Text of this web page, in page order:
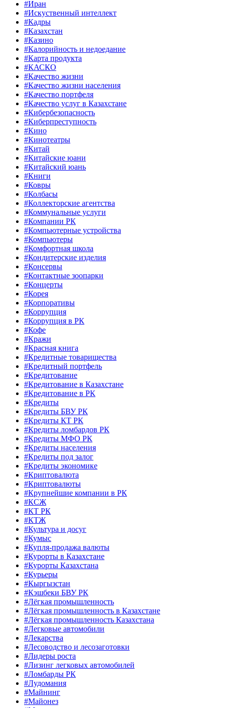
#Иран
#Искуственный интеллект
#Кадры
#Казахстан
#Казино
#Калорийность и недоедание
#Карта продукта
#КАСКО
#Качество жизни
#Качество жизни населения
#Качество портфеля
#Качество услуг в Казахстане
#Кибербезопасность
#Киберпреступность
#Кино
#Кинотеатры
#Китай
#Китайские юани
#Китайский юань
#Книги
#Ковры
#Колбасы
#Коллекторские агентства
#Коммунальные услуги
#Компании РК
#Компьютерные устройства
#Компьютеры
#Комфортная школа
#Кондитерские изделия
#Консервы
#Контактные зоопарки
#Концерты
#Корея
#Корпоративы
#Коррупция
#Коррупция в РК
#Кофе
#Кражи
#Красная книга
#Кредитные товарищества
#Кредитный портфель
#Кредитование
#Кредитование в Казахстане
#Кредитование в РК
#Кредиты
#Кредиты БВУ РК
#Кредиты КТ РК
#Кредиты ломбардов РК
#Кредиты МФО РК
#Кредиты населения
#Кредиты под залог
#Кредиты экономике
#Криптовалюта
#Криптовалюты
#Крупнейшие компании в РК
#КСЖ
#КТ РК
#КТЖ
#Культура и досуг
#Кумыс
#Купля-продажа валюты
#Курорты в Казахстане
#Курорты Казахстана
#Курьеры
#Кыргызстан
#Кэшбеки БВУ РК
#Лёгкая промышленность
#Лёгкая промышленность в Казахстане
#Лёгкая промышленность Казахстана
#Легковые автомобили
#Лекарства
#Лесоводство и лесозаготовки
#Лидеры роста
#Лизинг легковых автомобилей
#Ломбарды РК
#Лудомания
#Майнинг
#Майонез